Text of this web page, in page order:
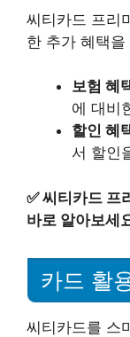
씨티카드 프리
한 추가 혜택
보험 혜
에 대비
할인 혜
서 할인
✅씨티카드 프
바로 알아보세
카드 활
씨티카드를 스